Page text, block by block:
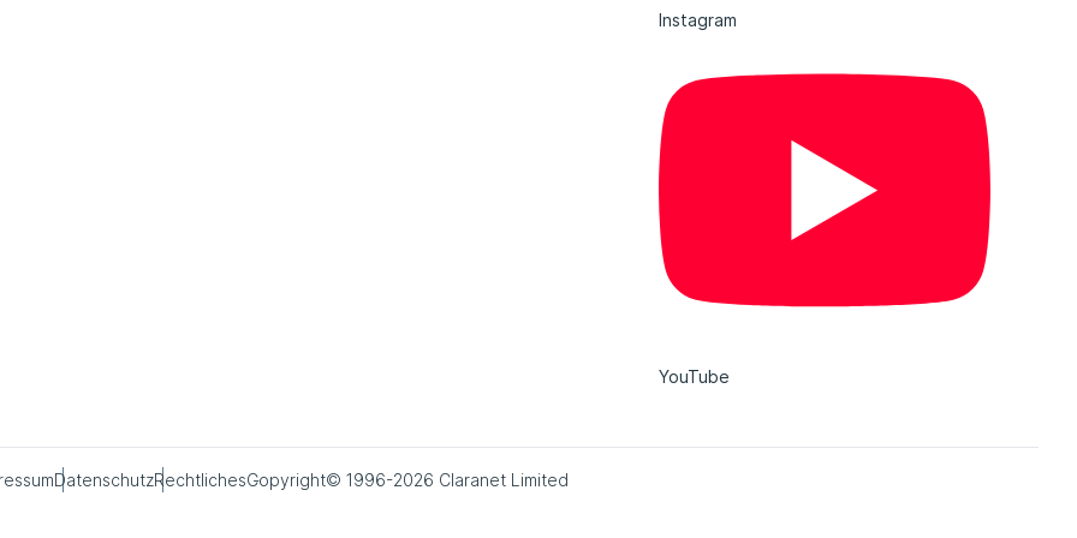
Instagram
YouTube
DatenschutzRechtlichesCopyright© 1996-2026 Claranet Limited